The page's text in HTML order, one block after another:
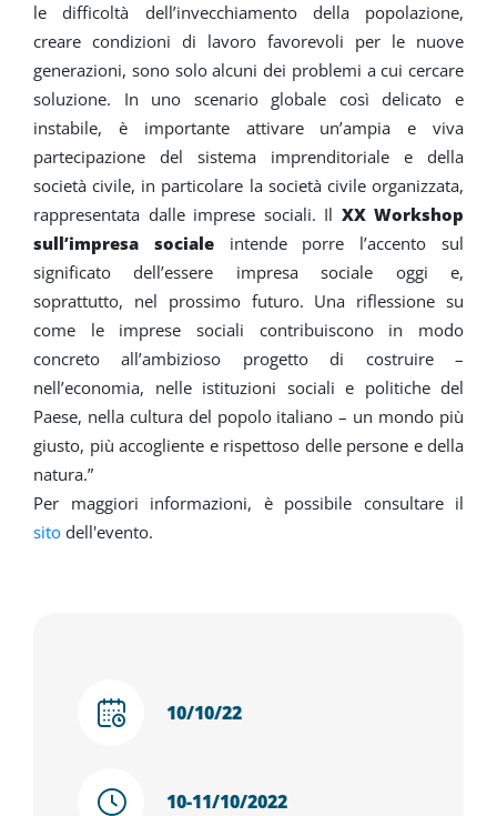
le difficoltà dell’invecchiamento della popolazione,
creare condizioni di lavoro favorevoli per le nuove
generazioni, sono solo alcuni dei problemi a cui cercare
soluzione. In uno scenario globale così delicato e
instabile, è importante attivare un’ampia e viva
partecipazione del sistema imprenditoriale e della
società civile, in particolare la società civile organizzata,
rappresentata dalle imprese sociali. Il XX Workshop
sull’impresa socialeintende porre l’accento sul
significato dell’essere impresa sociale oggi e,
soprattutto, nel prossimo futuro. Una riflessione su
come le imprese sociali contribuiscono in modo
concreto all’ambizioso progetto di costruire –
nell’economia, nelle istituzioni sociali e politiche del
Paese, nella cultura del popolo italiano – un mondo più
giusto, più accogliente e rispettoso delle persone e della
natura.”
Per maggiori informazioni, è possibile consultare il
sito dell'evento.
10/10/22
10-11/10/2022